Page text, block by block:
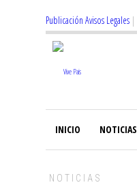
Publicación Avisos Legales |
INICIO NOTICIAS
NOTICIAS